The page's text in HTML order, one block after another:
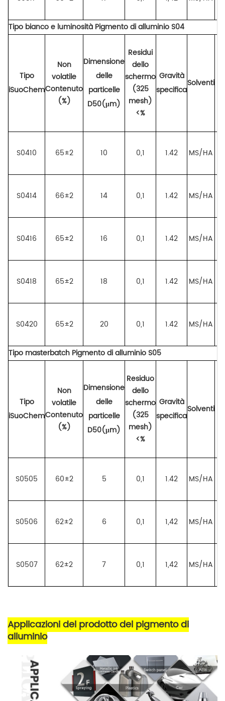
Tipo bianco e luminosità Pigmento di alluminioS04
Tipo
iSuoChem
Non
volatile
Contenuto
(%)
Dimensione
delle
particelle
D50(μm)
Residui
dello
schermo
(325
mesh)
<%
Gravità
specifica
Solventi
S0410 65±2 10 0,1 1.42 MS/HA
S0414 66±2 14 0,1 1.42 MS/HA
S0416 65±2 16 0,1 1.42 MS/HA
S0418 65±2 18 0,1 1.42 MS/HA
S0420 65±2 20 0,1 1.42 MS/HA
Tipo masterbatch Pigmento di alluminioS05
Tipo
iSuoChem
Non
volatile
Contenuto
(%)
Dimensione
delle
particelle
D50(μm)
Residuo
dello
schermo
(325
mesh)
<%
Gravità
specifica
Solventi
S0505 60±2 5 0,1 1.42 MS/HA
S0506 62±2 6 0,1 1,42 MS/HA
S0507 62±2 7 0,1 1,42 MS/HA
Applicazioni del prodotto del pigmento di
alluminio